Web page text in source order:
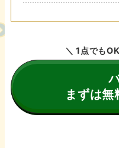
＼ 1点でも
まずは無